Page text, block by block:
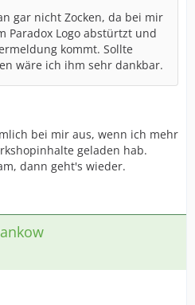
gar nicht Zocken, da bei mir
Paradox Logo abstürtzt und
kommt. Sollte
wäre ich ihm sehr dankbar.
bei mir aus, wenn ich mehr
geladen hab.
dann geht's wieder.